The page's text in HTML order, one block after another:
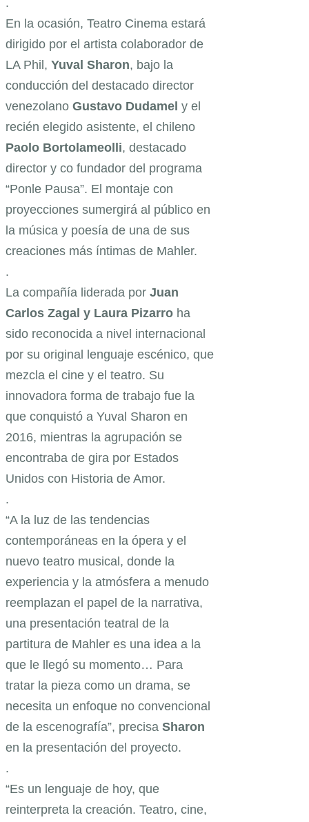
En la ocasión, Teatro Cinema estará
dirigido por el artista colaborador de
LA Phil, Yuval Sharon, bajo la
conducción del destacado director
venezolano Gustavo Dudamel y el
recién elegido asistente, el chileno
Paolo Bortolameolli, destacado
director y co fundador del programa
“Ponle Pausa”. El montaje con
proyecciones sumergirá al público en
la música y poesía de una de sus
creaciones más íntimas de Mahler.
.
La compañía liderada por Juan
Carlos Zagal y Laura Pizarro ha
sido reconocida a nivel internacional
por su original lenguaje escénico, que
mezcla el cine y el teatro. Su
innovadora forma de trabajo fue la
que conquistó a Yuval Sharon en
2016, mientras la agrupación se
encontraba de gira por Estados
Unidos con Historia de Amor.
.
“A la luz de las tendencias
contemporáneas en la ópera y el
nuevo teatro musical, donde la
experiencia y la atmósfera a menudo
reemplazan el papel de la narrativa,
una presentación teatral de la
partitura de Mahler es una idea a la
que le llegó su momento… Para
tratar la pieza como un drama, se
necesita un enfoque no convencional
de la escenografía”, precisa Sharon
en la presentación del proyecto.
.
“Es un lenguaje de hoy, que
reinterpreta la creación. Teatro, cine,